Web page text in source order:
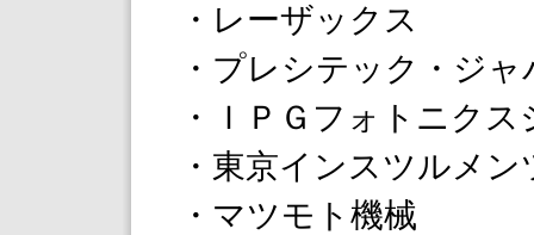
・レーザックス
・プレシテック・ジャ
・ＩＰＧフォトニク
・東京インスツルメン
・マツモト機械